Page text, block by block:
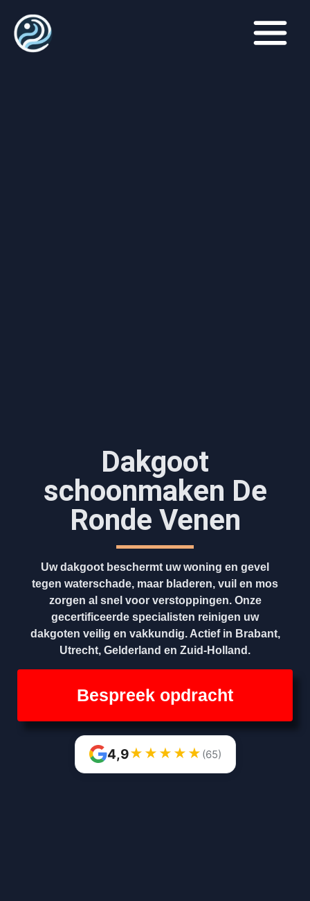
Dakgoot
schoonmaken​ De
Ronde Venen
Uw dakgoot beschermt uw woning en gevel
tegen waterschade, maar bladeren, vuil en mos
zorgen al snel voor verstoppingen. Onze
gecertificeerde specialisten reinigen uw
dakgoten veilig en vakkundig. Actief in Brabant,
Utrecht, Gelderland en Zuid-Holland.
Bespreek opdracht
4,9★ ★ ★ ★ ★ (65)